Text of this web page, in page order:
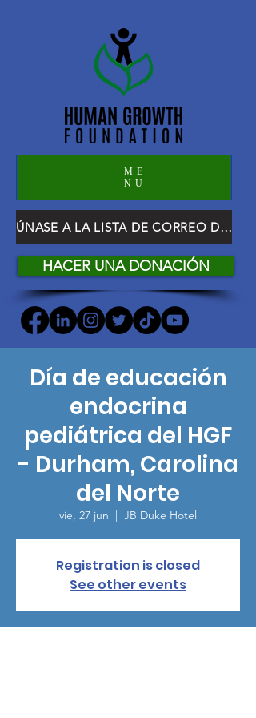
ME
NU
ÚNASE A LA LISTA DE CORREO DE HGF
HACER UNA DONACIÓN
Día de educación
endocrina
pediátrica del HGF
- Durham, Carolina
del Norte
vie, 27 jun
  |
JB Duke Hotel
Registration is closed
See other events